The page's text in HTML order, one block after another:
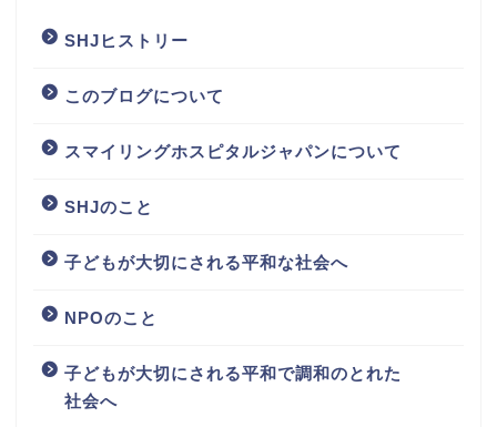
SHJヒストリー
このブログについて
スマイリングホスピタルジャパンについて
SHJのこと
子どもが大切にされる平和な社会へ
NPOのこと
子どもが大切にされる平和で調和のとれた
社会へ